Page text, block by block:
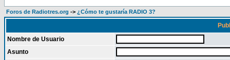
Foros de Radiotres.org -> ¿Cómo te gustaría RADIO 3?
Nombre de Usuario
Asunto